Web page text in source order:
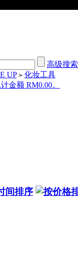
高级搜索
UP > 化妆工具
金额 RM0.00。